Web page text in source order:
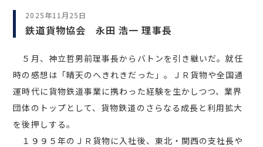
2025年11月25日
鉄道貨物協会 永田 浩一 理事長
５月、神立哲男前理事長からバトンを引き継いだ。就任
時の感想は「晴天のへきれきだった」。ＪＲ貨物や全国通
運時代に貨物鉄道事業に携わった経験を生かしつつ、業界
団体のトップとして、貨物鉄道のさらなる成長と利用拡大
を後押しする。
１９９５年のＪＲ貨物に入社後、東北・関西の支社長や